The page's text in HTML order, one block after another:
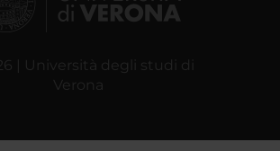
| Università degli studi di
Verona